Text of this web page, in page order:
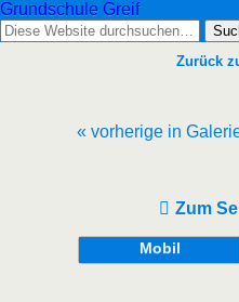
Grundschule Greif
Zurück
« vorherige in
Zum
Mobil